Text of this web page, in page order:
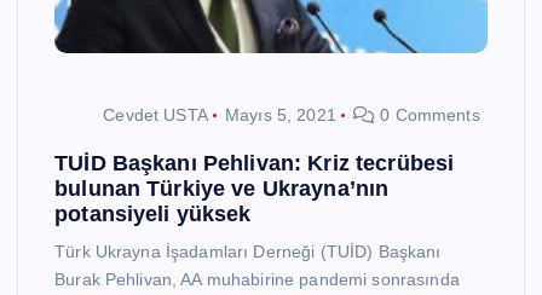
Cevdet USTA Mayıs 5, 2021 0 Comments
TUİD Başkanı Pehlivan: Kriz tecrübesi
bulunan Türkiye ve Ukrayna’nın
potansiyeli yüksek
Türk Ukrayna İşadamları Derneği (TUİD) Başkanı
Burak Pehlivan, AA muhabirine pandemi sonrasında